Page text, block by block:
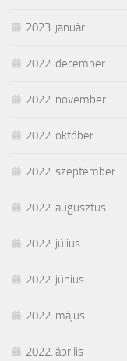
2023. január
2022. december
2022. november
2022. október
2022. szeptember
2022. augusztus
2022. július
2022. június
2022. május
2022. április